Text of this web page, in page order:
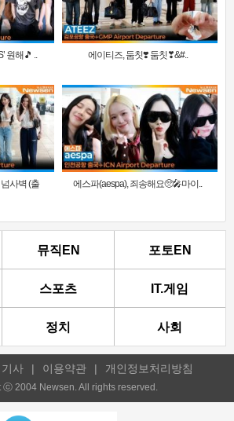
원해🎵 .. 에이티즈, 둠칫❣️ 둠칫❣&#..
사벽 (출
에스파(aespa), 죄송해요🥺🎤마이..
뮤직EN 포토EN
스포츠 IT.게임
정치 사회
사 | 이용약관 | 개인정보처리방침
ⓒ 2004 Newsen. All rights reserved.